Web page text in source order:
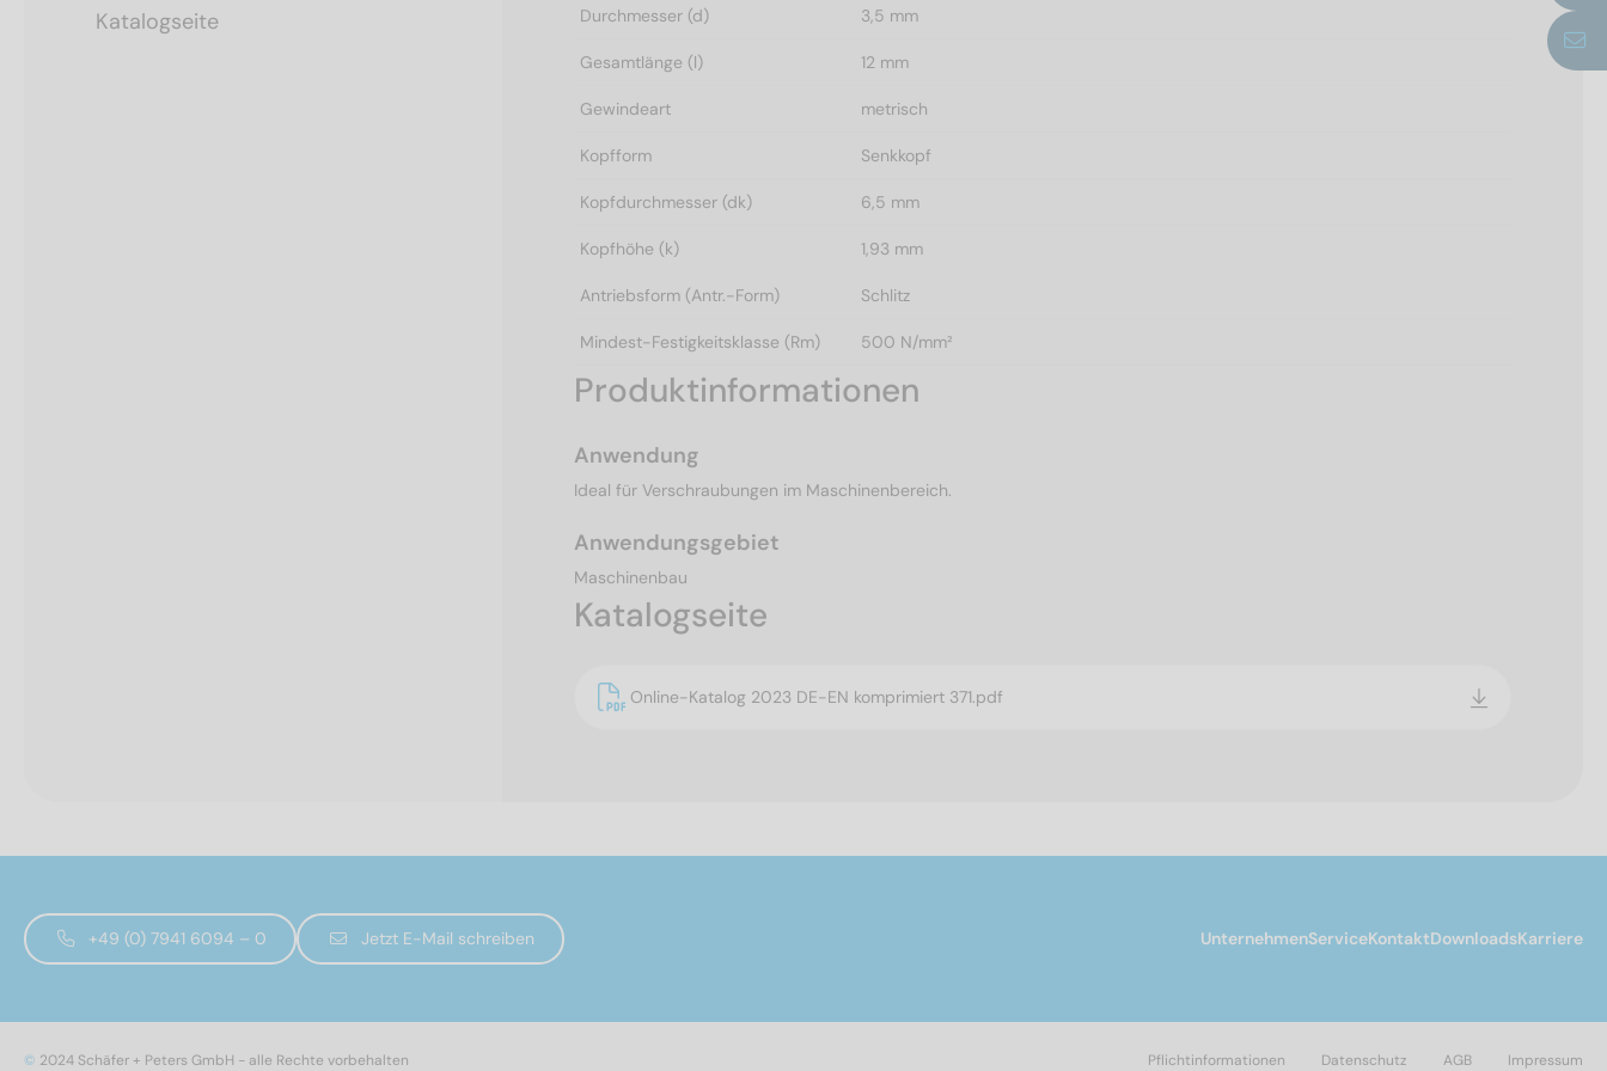
Katalogseite
Durchmesser (d) 3,5 mm
Gesamtlänge (l) 12 mm
Gewindeart metrisch
Kopfform Senkkopf
Kopfdurchmesser (dk) 6,5 mm
Kopfhöhe (k) 1,93 mm
Antriebsform (Antr.-Form) Schlitz
Mindest-Festigkeitsklasse (Rm) 500 N/mm²
Produktinformationen
Anwendung
Ideal für Verschraubungen im Maschinenbereich.
Anwendungsgebiet
Maschinenbau
Katalogseite
Online-Katalog 2023 DE-EN komprimiert 371.pdf
+49 (0) 7941 6094 – 0 Jetzt E-Mail schreiben UnternehmenServiceKontaktDownloadsKarriere
© 2024 Schäfer + Peters GmbH - alle Rechte vorbehalten Pflichtinformationen Datenschutz AGB Impressum